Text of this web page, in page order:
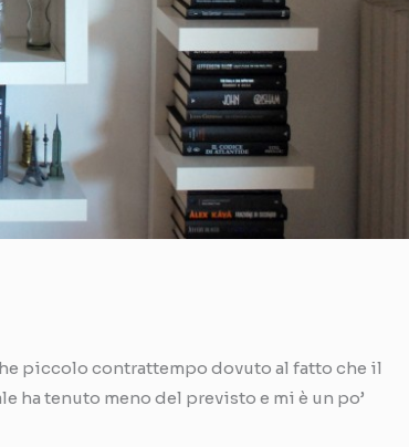
piccolo contrattempo dovuto al fatto che il
ha tenuto meno del previsto e mi è un po’